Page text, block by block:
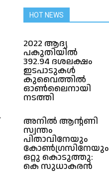
HOT NEWS
2022 ആദ്യ
പകുതിയിൽ
392.94 ദശലക്ഷം
ഇടപാടുകൾ
കുവൈത്തിൽ
ഓൺലൈനായി
നടത്തി
അനിൽ ആന്റണി
സ്വന്തം
പിതാവിനേയും
കോൺഗ്രസിനേയും
ഒറ്റു കൊടുത്തു:
കെ സുധാകരൻ